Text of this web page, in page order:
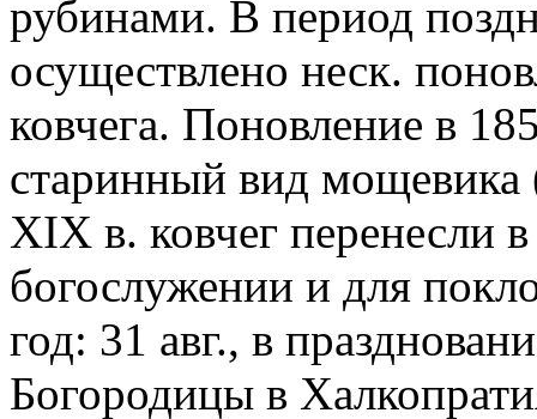
рубинами. В период
осуществлено неск.
ковчега. Поновление в
старинный вид мощевика
XIX в. ковчег перенесли
богослужении и для
год: 31 авг., в
Богородицы в